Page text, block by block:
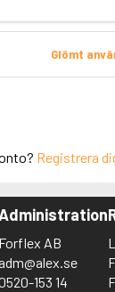
Glömt
Registrera
Forflex AB
adm@alex.se
153 14